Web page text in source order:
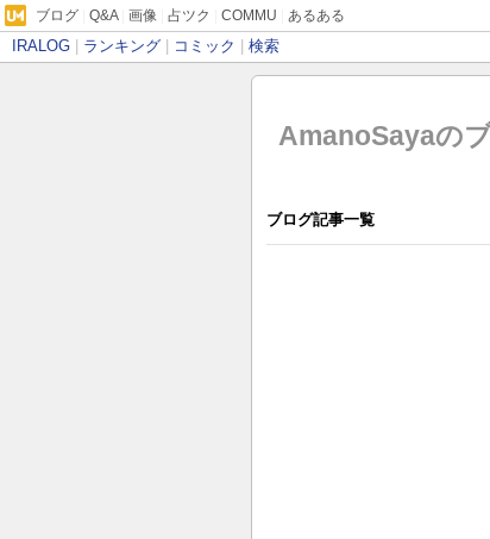
ブログ Q&A| 画像 占ツク COMMU あるある
IRALOG ランキング コミック 検索
AmanoSayaの
ブログ記事一覧